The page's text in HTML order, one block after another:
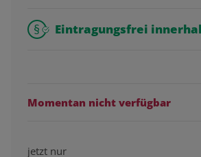
Eintragungsfrei
Momentan nicht verfügbar
jetzt nur